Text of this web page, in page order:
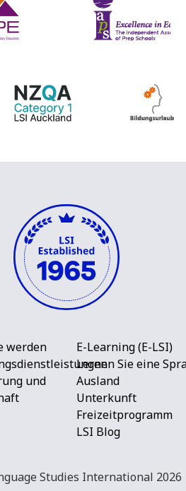
werden
und
E-Learning (E-LSI)
Lernen Sie eine
Ausland
Unterkunft
Freizeitprogramm
LSI Blog
Studies International 2026